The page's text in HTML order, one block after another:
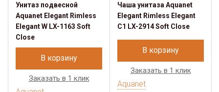
Унитаз подвесной
Aquanet Elegant Rimless
Elegant W LX-1163 Soft
Close
В корзину
Заказать в 1 клик
Чаша унитаза Aquanet
Elegant Rimless Elegant
C1 LX-2914 Soft Close
В корзину
Заказать в 1 клик
Aquanet